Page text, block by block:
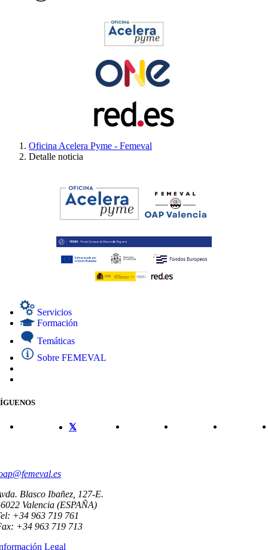
Oficina Acelera Pyme - Femeval
Detalle noticia
Servicios
Formación
Temáticas
Sobre FEMEVAL
Blasco Ibañez, 127-E.
Valencia (ESPAÑA)
+34 963 719 761
+34 963 719 713
Legal